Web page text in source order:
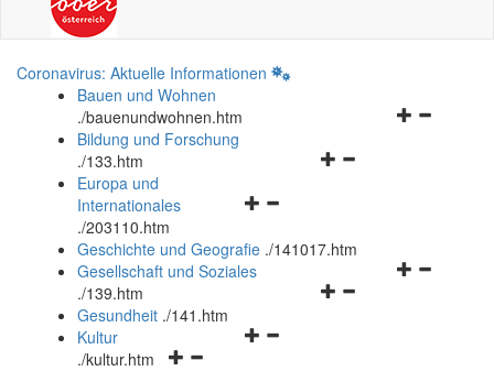
Coronavirus: Aktuelle Informationen
Bauen und Wohnen
./bauenundwohnen.htm
Navigationsmenü
Bildung und Forschung
./133.htm
Navigationsmenü
und
schließen
Europa und
Internationales
./203110.htm
Geschichte und Geografie ./141017.htm
Navigationsmenü
Gesellschaft und Soziales
./139.htm
Navigationsmenü
Gesundheit ./141.htm
Navigationsmenü
Kultur
./kultur.htm